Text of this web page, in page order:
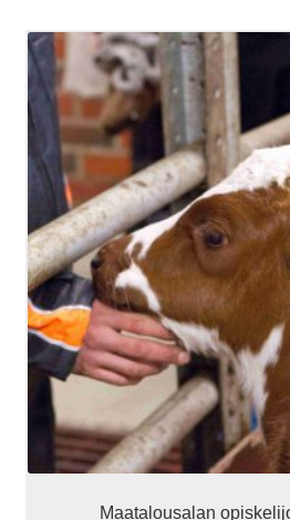
Maatalousalan